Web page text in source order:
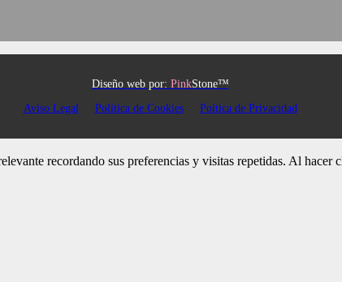
Diseño web por: PinkStone™
Aviso Legal
Política de Cookies Poítica de Privacidad
recordando sus preferencias y visitas repetidas. Al